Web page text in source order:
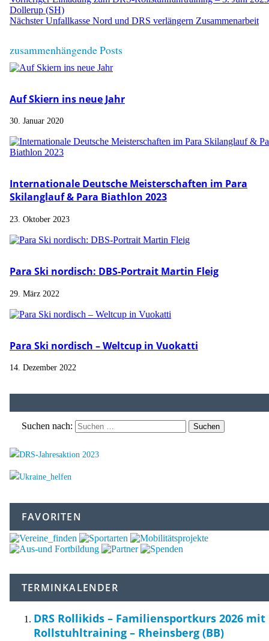
Dollerup (SH)
Nächster Unfallkasse Nord und DRS verlängern Zusammenarbeit
zusammenhängende Posts
Auf Skiern ins neue Jahr
30. Januar 2020
Internationale Deutsche Meisterschaften im Para
Skilanglauf & Para Biathlon 2023
23. Oktober 2023
Para Ski nordisch: DBS-Portrait Martin Fleig
29. März 2022
Para Ski nordisch – Weltcup in Vuokatti
14. Dezember 2022
Suchen nach:
FAVORITEN
TERMINKALENDER
DRS Rollikids – Familiensportkurs 2026 mit
Rollstuhltraining – Rheinsberg (BB)